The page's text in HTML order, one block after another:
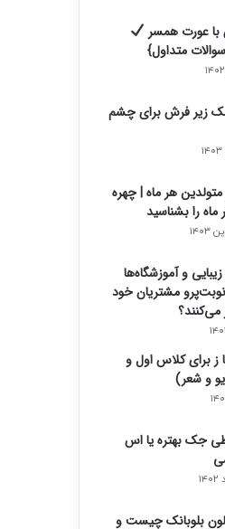
با عورت همسر
متداول}
زیر فرش برای چشم
متولدین هر ماه | چهره
ماه را بشناسید
و آموزشگاه‌ها
مشتریان خود
می‌کنند؟
با ز برای کلاس اول و
و شعر)
جک بهتره یا اس
بلوبانک چیست و